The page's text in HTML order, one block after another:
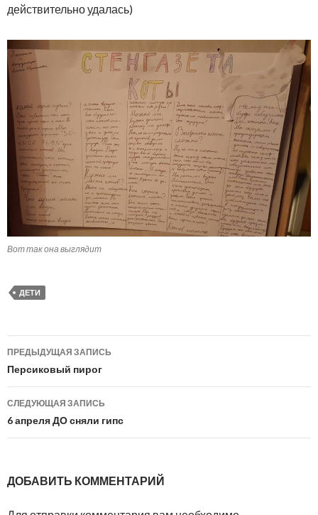
действительно удалась)
Вот так она выглядит
ДЕТИ
Навигация
по
записям
ПРЕДЫДУЩАЯ ЗАПИСЬ
Персиковый пирог
СЛЕДУЮЩАЯ ЗАПИСЬ
6 апреля ДО сняли гипс
ДОБАВИТЬ КОММЕНТАРИЙ